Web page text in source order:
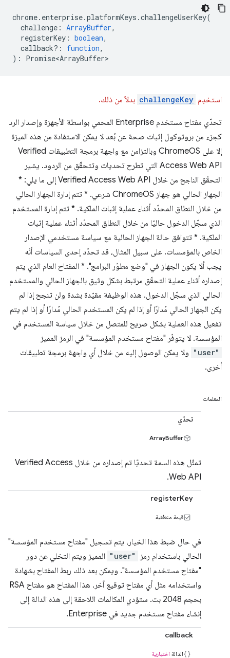
chrome. enterprise.platformKeys .challengeUserKey(
challenge : ArrayBuffer,
registerKey : boolean,
callback? : function,
) : Promise<ArrayBuffer>
استخدِم challengeKey بدلاً من ذلك.
تحدّي مفتاح مستخدم Enterprise المحمي بواسطة الأجهزة وإصدار الرد
كجزء من بروتوكول إثبات صحة عن بُعد لا يمكن الاستفادة من هذه الميزة
إلا على ChromeOS وبالتزامن مع واجهة برمجة التطبيقات Verified
Access Web API التي تطرح تحديات وتتحقّق من الردود. يشير
التحقّق الناجح من خلال Verified Access Web API إلى ما يلي: *
الجهاز الحالي هو جهاز ChromeOS شرعي. * تتم إدارة الجهاز الحالي
من خلال النطاق المحدّد أثناء عملية إثبات الملكية. * تتم إدارة المستخدم
الذي سجّل الدخول حاليًا من خلال النطاق المحدّد أثناء عملية إثبات
الملكية. * تتوافق حالة الجهاز الحالية مع سياسة مستخدمي الإصدار
الخاص بالمؤسسات. على سبيل المثال، قد تحدّد إحدى السياسات أنّه
يجب ألا يكون الجهاز في "وضع مطوّر البرامج". * المفتاح العام الذي يتم
إصداره أثناء عملية التحقّق مرتبط بشكل وثيق بالجهاز الحالي والمستخدم
الحالي الذي سجّل الدخول. هذه الوظيفة مقيّدة بشدة ولن تنجح إذا لم
يكن الجهاز الحالي مُدارًا أو إذا لم يكن المستخدم الحالي مُدارًا أو إذا لم يتم
تفعيل هذه العملية بشكل صريح للمتصل من خلال سياسة المستخدم في
المؤسسة. لا يتوفّر "مفتاح مستخدم المؤسسة" في الرمز المميز
"user" ولا يمكن الوصول إليه من خلال أي واجهة برمجة تطبيقات
أخرى.
المعلمات
تحدّي
ArrayBuffer
تمثّل هذه السمة تحديًا تم إصداره من خلال Verified Access
Web API.
registerKey
قيمة منطقية
في حال ضبط هذا الخيار، يتم تسجيل "مفتاح مستخدم المؤسسة"
الحالي باستخدام رمز
"user" المميز ويتم التخلي عن دور
"مفتاح مستخدم المؤسسة". ويمكن بعد ذلك ربط المفتاح بشهادة
واستخدامه مثل أي مفتاح توقيع آخر. هذا المفتاح هو مفتاح RSA
بحجم 2048 بت. ستؤدي المكالمات اللاحقة إلى هذه الدالة إلى
إنشاء مفتاح مستخدم جديد في Enterprise.
callback
الدالة اختيارية